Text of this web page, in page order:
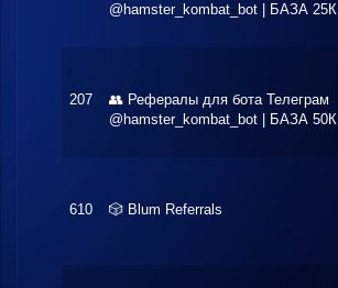
@hamster_kombat_bot | БАЗА 25К
207
👥 Рефералы для бота Телеграм
@hamster_kombat_bot | БАЗА 50К
610 🎲 Blum Referrals